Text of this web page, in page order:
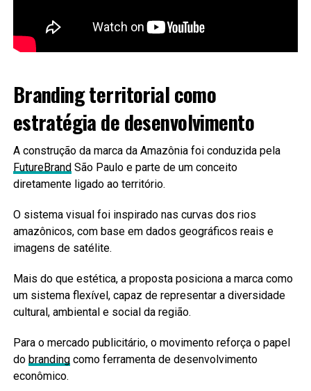
Branding territorial como
estratégia de desenvolvimento
A construção da marca da Amazônia foi conduzida pela
FutureBrandSão Paulo e parte de um conceito
diretamente ligado ao território.
O sistema visual foi inspirado nas curvas dos rios
amazônicos, com base em dados geográficos reais e
imagens de satélite.
Mais do que estética, a proposta posiciona a marca como
um sistema flexível, capaz de representar a diversidade
cultural, ambiental e social da região.
Para o mercado publicitário, o movimento reforça o papel
do brandingcomo ferramenta de desenvolvimento
econômico.